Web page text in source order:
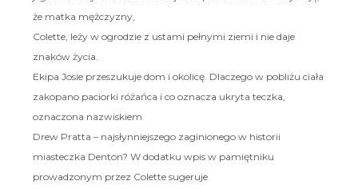
że matka mężczyzny,
Colette, leży w ogrodzie z ustami pełnymi ziemi i nie daje
znaków życia.
Ekipa Josie przeszukuje dom i okolicę. Dlaczego w pobliżu ciała
zakopano paciorki różańca i co oznacza ukryta teczka,
oznaczona nazwiskiem
Drew Pratta – najsłynniejszego zaginionego w historii
miasteczka Denton? W dodatku wpis w pamiętniku
prowadzonym przez Colette sugeruje